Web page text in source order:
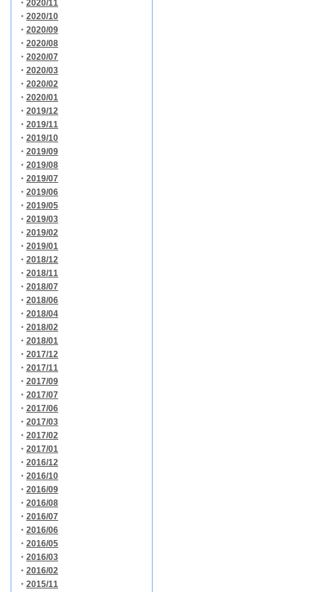
・ 2020/11
・ 2020/10
・ 2020/09
・ 2020/08
・ 2020/07
・ 2020/03
・ 2020/02
・ 2020/01
・ 2019/12
・ 2019/11
・ 2019/10
・ 2019/09
・ 2019/08
・ 2019/07
・ 2019/06
・ 2019/05
・ 2019/03
・ 2019/02
・ 2019/01
・ 2018/12
・ 2018/11
・ 2018/07
・ 2018/06
・ 2018/04
・ 2018/02
・ 2018/01
・ 2017/12
・ 2017/11
・ 2017/09
・ 2017/07
・ 2017/06
・ 2017/03
・ 2017/02
・ 2017/01
・ 2016/12
・ 2016/10
・ 2016/09
・ 2016/08
・ 2016/07
・ 2016/06
・ 2016/05
・ 2016/03
・ 2016/02
・ 2015/11